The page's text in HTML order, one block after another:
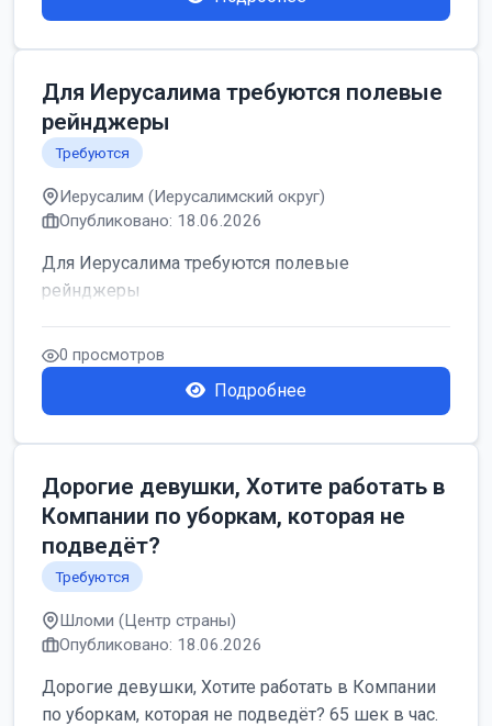
Для Иерусалима требуются полевые
рейнджеры
Требуются
Иерусалим (Иерусалимский округ)
Опубликовано: 18.06.2026
Для Иерусалима требуются полевые
рейнджеры
0 просмотров
Подробнее
Дорогие девушки, Хотите работать в
Компании по уборкам, которая не
подведёт?
Требуются
Шломи (Центр страны)
Опубликовано: 18.06.2026
Дорогие девушки, Хотите работать в Компании
по уборкам, которая не подведёт? 65 шек в час.